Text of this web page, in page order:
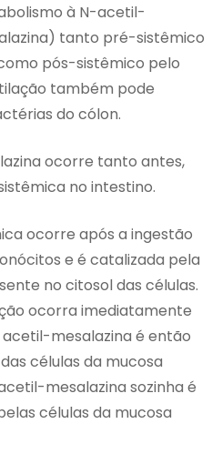
à N-acetil-
tanto pré-sistêmico
pós-sistêmico pelo
também pode
do cólon.
ocorre tanto antes,
no intestino.
ocorre após a ingestão
e é catalizada pela
no citosol das células.
ocorra imediatamente
mesalazina é então
células da mucosa
mesalazina sozinha é
células da mucosa